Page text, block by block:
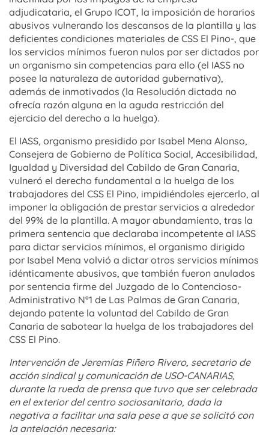
adjudicataria, el Grupo ICOT, la imposición de horarios
abusivos vulnerando los descansos de la plantilla y las
deficientes condiciones materiales de CSS El Pino-, que
los servicios mínimos fueron nulos por ser dictados por
un organismo sin competencias para ello (el IASS no
posee la naturaleza de autoridad gubernativa),
además de inmotivados (la Resolución dictada no
ofrecía razón alguna en la aguda restricción del
ejercicio del derecho a la huelga).
El IASS, organismo presidido por Isabel Mena Alonso,
Consejera de Gobierno de Política Social, Accesibilidad,
Igualdad y Diversidad del Cabildo de Gran Canaria,
vulneró el derecho fundamental a la huelga de los
trabajadores del CSS El Pino, impidiéndoles ejercerlo, al
imponer la obligación de prestar servicios a alrededor
del 99% de la plantilla. A mayor abundamiento, tras la
primera sentencia que declaraba incompetente al IASS
para dictar servicios mínimos, el organismo dirigido
por Isabel Mena volvió a dictar otros servicios mínimos
idénticamente abusivos, que también fueron anulados
por sentencia firme del Juzgado de lo Contencioso-
Administrativo Nº1 de Las Palmas de Gran Canaria,
dejando patente la voluntad del Cabildo de Gran
Canaria de sabotear la huelga de los trabajadores del
CSS El Pino.
Intervención de Jeremías Piñero Rivero, secretario de
acción sindical y comunicación de USO-CANARIAS,
durante la rueda de prensa que tuvo que ser celebrada
en el exterior del centro sociosanitario, dada la
negativa a facilitar una sala pese a que se solicitó con
la antelación necesaria: